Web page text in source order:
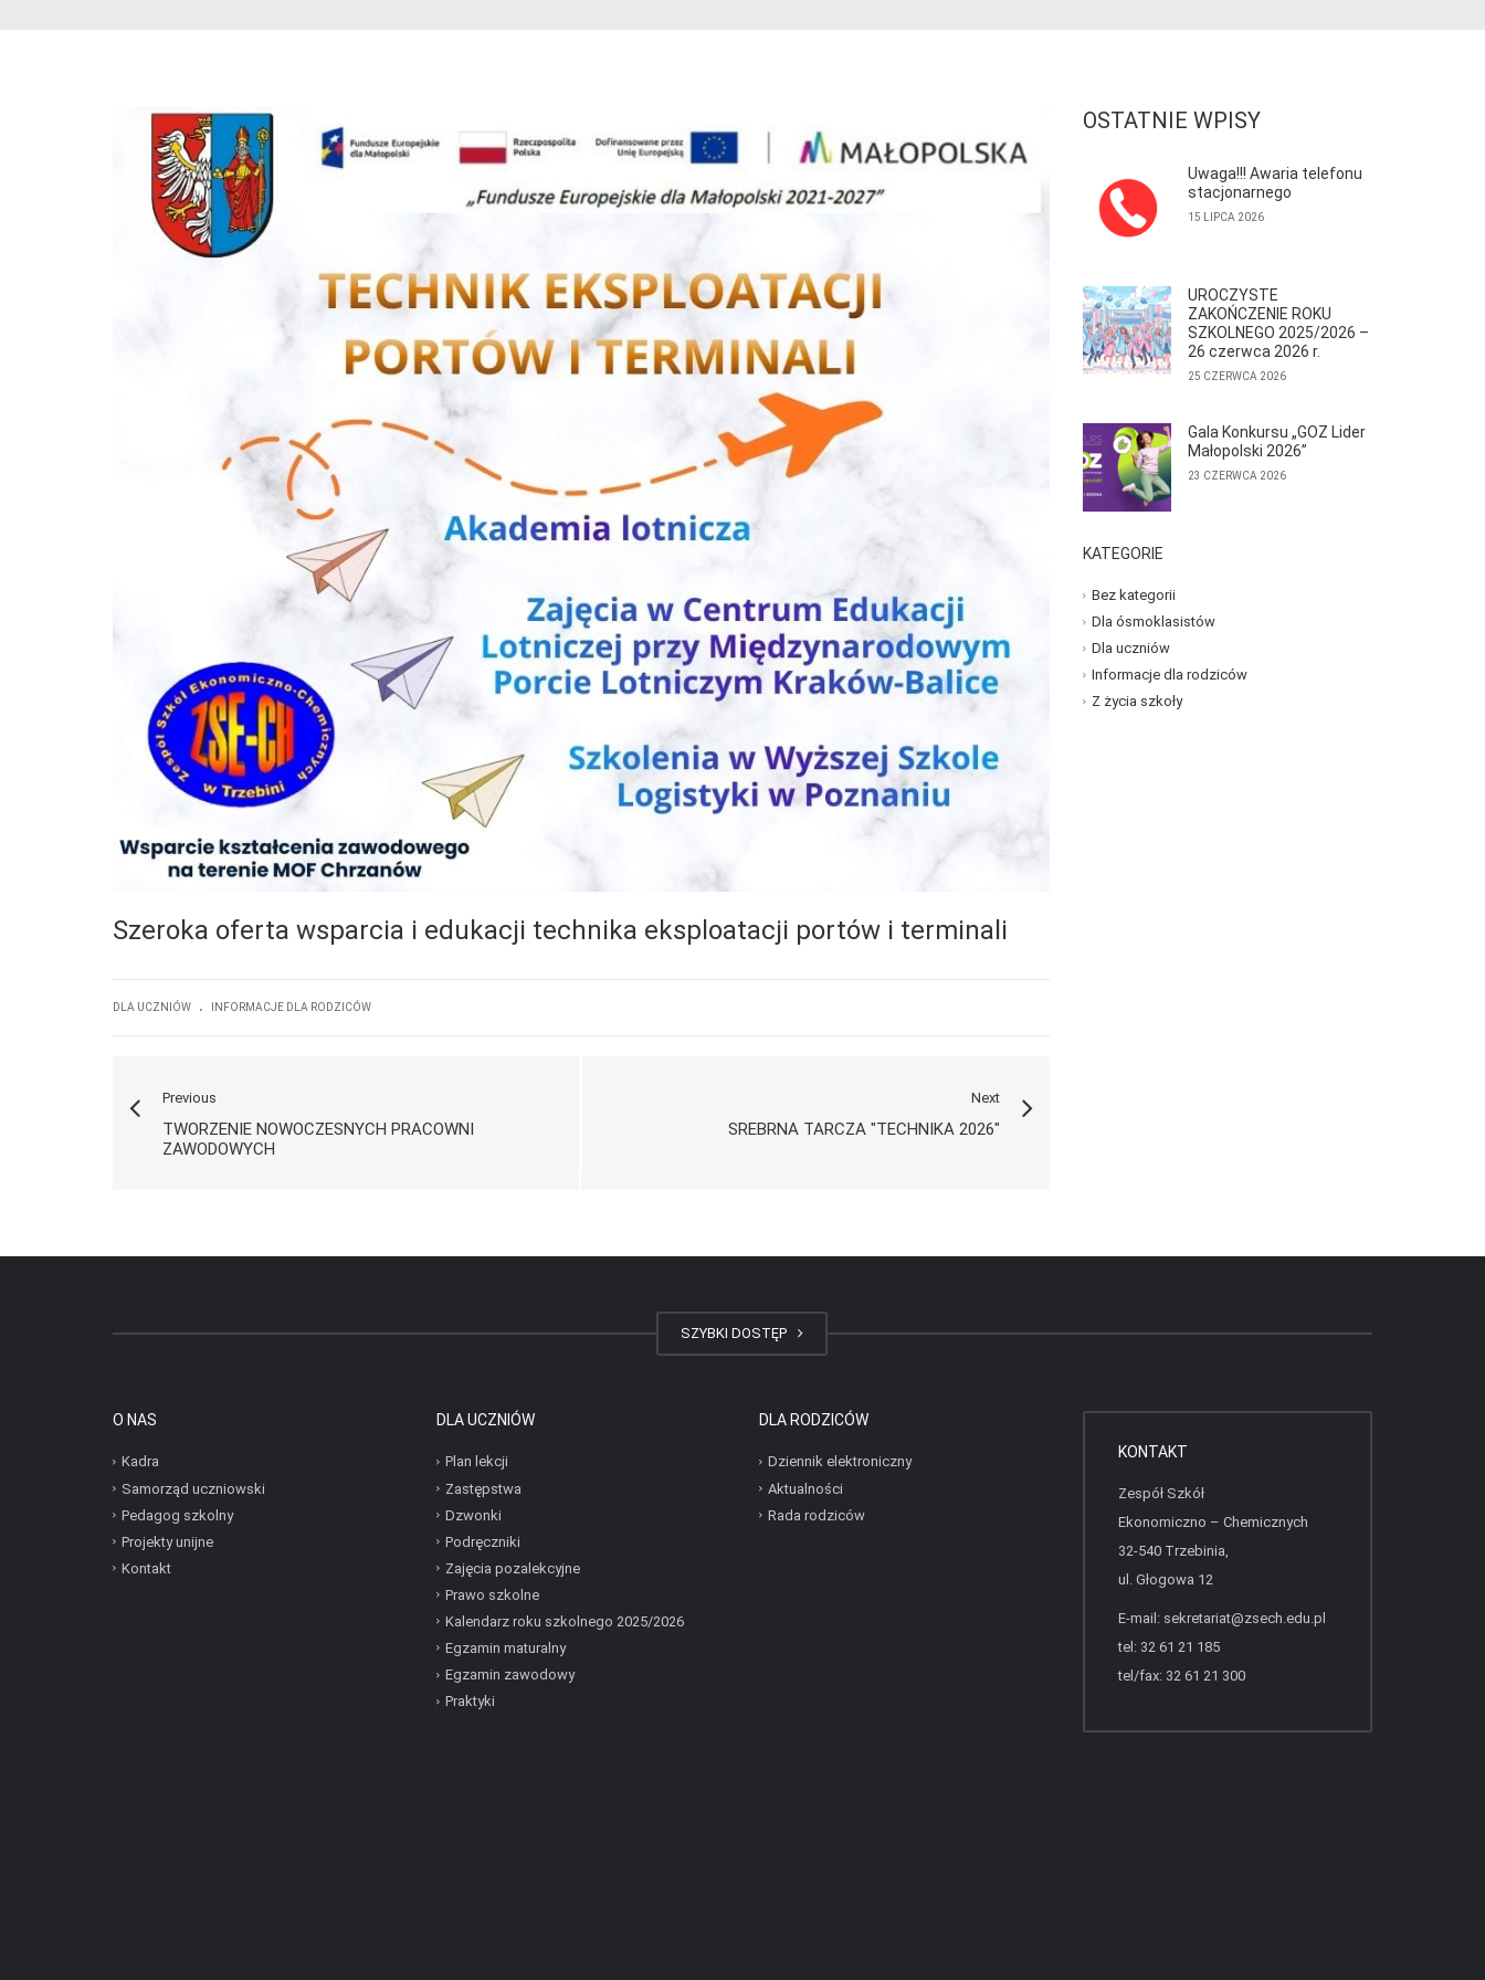
Szeroka oferta wsparcia i edukacji technika eksploatacji portów i terminali
DLA UCZNIÓW . INFORMACJE DLA RODZICÓW
Previous
TWORZENIE NOWOCZESNYCH PRACOWNI
ZAWODOWYCH
Next
SREBRNA TARCZA "TECHNIKA 2026"
OSTATNIE WPISY
Uwaga!!! Awaria telefonu
stacjonarnego
15 LIPCA 2026
UROCZYSTE
ZAKOŃCZENIE ROKU
SZKOLNEGO 2025/2026 –
26 czerwca 2026 r.
25 CZERWCA 2026
Gala Konkursu „GOZ Lider
Małopolski 2026”
23 CZERWCA 2026
KATEGORIE
Bez kategorii
Dla ósmoklasistów
Dla uczniów
Informacje dla rodziców
Z życia szkoły
SZYBKI DOSTĘP
O NAS
Kadra
Samorząd uczniowski
Pedagog szkolny
Projekty unijne
Kontakt
DLA UCZNIÓW
Plan lekcji
Zastępstwa
Dzwonki
Podręczniki
Zajęcia pozalekcyjne
Prawo szkolne
Kalendarz roku szkolnego 2025/2026
Egzamin maturalny
Egzamin zawodowy
Praktyki
DLA RODZICÓW
Dziennik elektroniczny
Aktualności
Rada rodziców
KONTAKT
Zespół Szkół
Ekonomiczno – Chemicznych
32-540 Trzebinia,
ul. Głogowa 12
E-mail: sekretariat@zsech.edu.pl
tel: 32 61 21 185
tel/fax: 32 61 21 300